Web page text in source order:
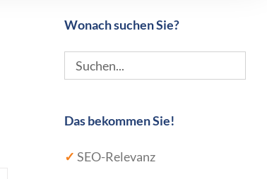
Wonach suchen Sie?
Das bekommen Sie!
✓ SEO-Relevanz